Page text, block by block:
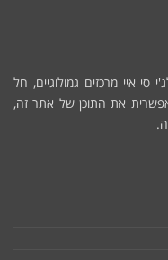
סי איי מרכזים גמולוגיים, חל
את התוכן של אתר זה,